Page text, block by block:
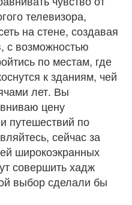
телевизора,
на стене, создавая
с возможностью
по местам, где
к зданиям, чей
лет. Вы
цену
путешествий по
сейчас за
широкоэкранных
совершить хадж
выбор сделали бы